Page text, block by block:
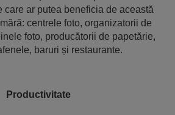
care ar putea beneficia de această
centrele foto, organizatorii de
foto, producătorii de papetărie,
baruri și restaurante.
Productivitate